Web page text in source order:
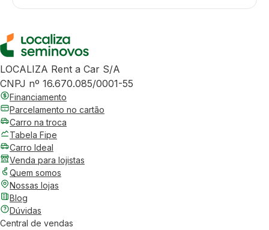
LOCALIZA Rent a Car S/A
CNPJ nº 16.670.085/0001-55
Financiamento
Parcelamento no cartão
Carro na troca
Tabela Fipe
Carro Ideal
Venda para lojistas
Quem somos
Nossas lojas
Blog
Dúvidas
Central de vendas